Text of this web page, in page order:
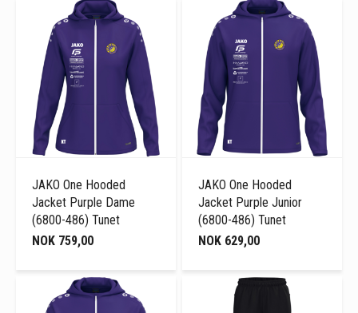
JAKO One Hooded
Jacket Purple Dame
(6800-486) Tunet
NOK 759,00
JAKO One Hooded
Jacket Purple Junior
(6800-486) Tunet
NOK 629,00